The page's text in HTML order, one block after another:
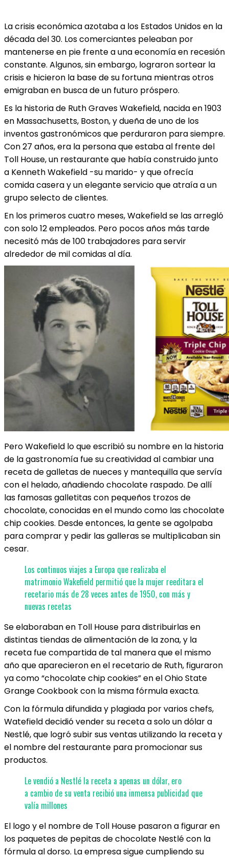
La crisis económica azotaba a los Estados Unidos en la
década del 30. Los comerciantes peleaban por
mantenerse en pie frente a una economía en recesión
constante. Algunos, sin embargo, lograron sortear la
crisis e hicieron la base de su fortuna mientras otros
emigraban en busca de un futuro próspero.
Es la historia de Ruth Graves Wakefield, nacida en 1903
en Massachusetts, Boston, y dueña de uno de los
inventos gastronómicos que perduraron para siempre.
Con 27 años, era la persona que estaba al frente del
Toll House, un restaurante que había construido junto
a Kenneth Wakefield -su marido- y que ofrecía
comida casera y un elegante servicio que atraía a un
grupo selecto de clientes.
En los primeros cuatro meses, Wakefield se las arregló
con solo 12 empleados. Pero pocos años más tarde
necesitó más de 100 trabajadores para servir
alrededor de mil comidas al día.
Pero Wakefield lo que escribió su nombre en la historia
de la gastronomía fue su creatividad al cambiar una
receta de galletas de nueces y mantequilla que servía
con el helado, añadiendo chocolate raspado. De allí
las famosas galletitas con pequeños trozos de
chocolate, conocidas en el mundo como las chocolate
chip cookies. Desde entonces, la gente se agolpaba
para comprar y pedir las galleras se multiplicaban sin
cesar.
Los continuos viajes a Europa que realizaba el
matrimonio Wakefield permitió que la mujer reeditara el
recetario más de 28 veces antes de 1950, con más y
nuevas recetas
Se elaboraban en Toll House para distribuirlas en
distintas tiendas de alimentación de la zona, y la
receta fue compartida de tal manera que el mismo
año que aparecieron en el recetario de Ruth, figuraron
ya como “chocolate chip cookies” en el Ohio State
Grange Cookbook con la misma fórmula exacta.
Con la fórmula difundida y plagiada por varios chefs,
Watefield decidió vender su receta a solo un dólar a
Nestlé, que logró subir sus ventas utilizando la receta y
el nombre del restaurante para promocionar sus
productos.
Le vendió a Nestlé la receta a apenas un dólar, ero
a cambio de su venta recibió una inmensa publicidad que
valía millones
El logo y el nombre de Toll House pasaron a figurar en
los paquetes de pepitas de chocolate Nestlé con la
fórmula al dorso. La empresa sigue cumpliendo su